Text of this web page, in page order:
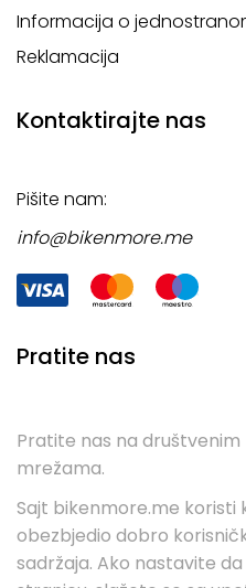
Informacija o
Reklamacija
Kontaktirajte nas
Pišite nam:
info@bikenmore.me
Pratite nas
Pratite nas na društvenim
mrežama.
Sajt bikenmore.me koristi
obezbjedio dobro
sadržaja. Ako nastavite